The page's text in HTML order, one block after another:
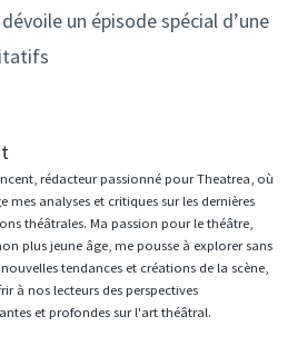
un épisode spécial d’une
rédacteur passionné pour Theatrea, où
mes analyses et critiques sur les dernières
théâtrales. Ma passion pour le théâtre,
plus jeune âge, me pousse à explorer sans
nouvelles tendances et créations de la scène,
à nos lecteurs des perspectives
et profondes sur l'art théâtral.